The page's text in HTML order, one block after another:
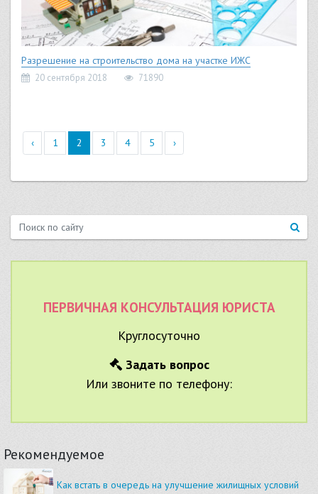
Разрешение на строительство дома на участке ИЖС
20 сентября 2018 71890
‹ 1 2 3 4 5 ›
ПЕРВИЧНАЯ КОНСУЛЬТАЦИЯ ЮРИСТА
Круглосуточно
Задать вопрос
Или звоните по телефону:
Рекомендуемое
Как встать в очередь на улучшение жилищных условий